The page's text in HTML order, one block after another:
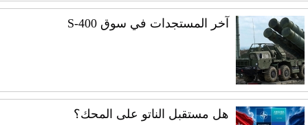
آخر المستجدات في سوق S-400
هل مستقبل الناتو على المحك؟